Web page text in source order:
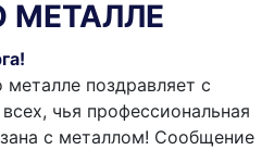
МЕТАЛЛЕ
поздравляет с
чья профессиональная
с металлом! Сообщение